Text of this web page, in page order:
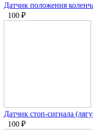
Датчик положения
100 ₽
Датчик стоп-сигнала
100 ₽